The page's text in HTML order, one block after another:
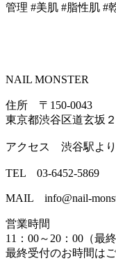
管理 #美肌 #脂性肌 #
NAIL MONSTER
住所 〒150-0043
東京都渋谷区道玄坂
アクセス 渋谷駅よ
TEL 03-6452-5869
MAIL info@nail-
営業時間
11：00～20：00（最
最終受付のお時間は